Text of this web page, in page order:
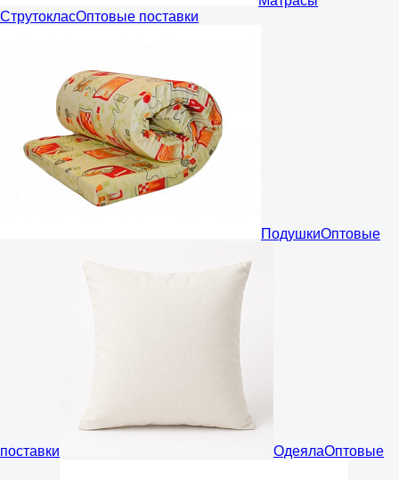
СтрутокласОптовые поставки
ПодушкиОптовые
поставки ОдеялаОптовые